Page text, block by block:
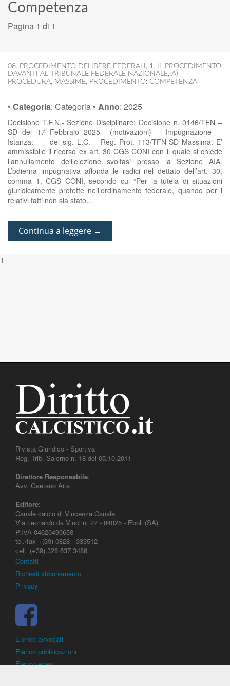
Competenza
Pagina 1 di 1
08. PROCEDIMENTO DELIBERE FEDERALI , 1. IL PROCEDIMENTO
DAVANTI AL TRIBUNALE FEDERALE NAZIONALE, A)
PROCEDURA, MASSIME, PROCEDIMENTO: COMPETENZA
• Categoria: Categoria • Anno: 2025
Decisione T.F.N.- Sezione Disciplinare: Decisione n. 0146/TFN –
SD del 17 Febbraio 2025 (motivazioni) – Impugnazione –
Istanza: – del sig. L.C. – Reg. Prot. 113/TFN-SD Massima: E’
ammissibile il ricorso ex art. 30 CGS CONI con il quale si chiede
l’annullamento dell’elezione svoltasi presso la Sezione AIA.
L’odierna impugnativa affonda le radici nel dettato dell’art. 30,
comma 1, CGS CONI, secondo cui “Per la tutela di situazioni
giuridicamente protette nell’ordinamento federale, quando per i
relativi fatti non sia stato…
Continua a leggere →
1
Rivista Giuridico - Sportiva
Reg. Trib. Salerno n. 18 del 05.10.2011
Direttore Responsabile:
Avv. Gaetano Aita
Editore:
Canale calcio di Vincenza Canale
Via Leonardo da Vinci n. 27 - 84025 - Eboli (SA)
P.IVA 04620490658
tel./fax +(39) 0828 - 333512
cell. (+39) 328 637 3486
Contatti
Richiedi abbonamento
Privacy
Elenco avvocati
Elenco pubblicazioni
Elenco eventi